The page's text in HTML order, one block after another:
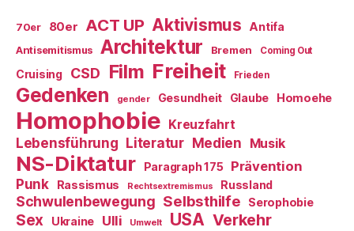
70er 80er ACT UP Aktivismus Antifa
Antisemitismus Architektur Bremen Coming Out
Cruising CSD Film Freiheit Frieden
Gedenken gender Gesundheit Glaube Homoehe
Homophobie Kreuzfahrt
Lebensführung Literatur Medien Musik
NS-Diktatur Paragraph 175
Prävention
Punk
Rassismus Rechtsextremismus Russland
Schwulenbewegung Selbsthilfe Serophobie
Sex Ukraine Ulli Umwelt USA Verkehr